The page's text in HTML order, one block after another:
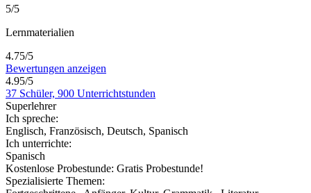
5/5
Lernmaterialien
4.75/5
Bewertungen anzeigen
4.95/5
37 Schüler, 900 Unterrichtstunden
Superlehrer
Ich spreche:
Englisch, Französisch, Deutsch, Spanisch
Ich unterrichte:
Spanisch
Kostenlose Probestunde: Gratis Probestunde!
Spezialisierte Themen: